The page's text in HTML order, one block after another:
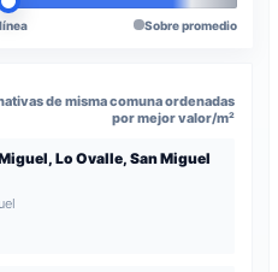
Sobre promedio
de misma comuna ordenadas
por mejor valor/m²
Lo Ovalle, San Miguel